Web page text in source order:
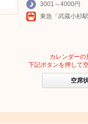
3001～4000円
東急「武蔵小杉
カレンダーの
下記ボタンを押して
空席